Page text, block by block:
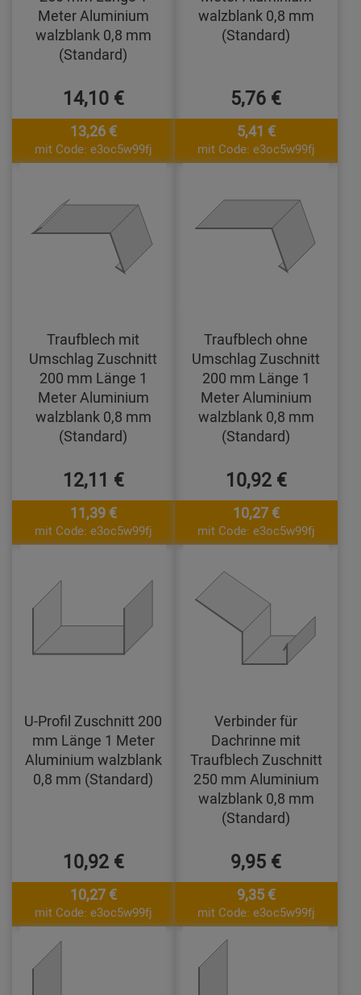
Meter Aluminium
walzblank 0,8 mm
(Standard)
14,10 €
13,26 €
mit Code: e3oc5w99fj
walzblank 0,8 mm
(Standard)
5,76 €
5,41 €
mit Code: e3oc5w99fj
Traufblech mit
Umschlag Zuschnitt
200 mm Länge 1
Meter Aluminium
walzblank 0,8 mm
(Standard)
12,11 €
11,39 €
mit Code: e3oc5w99fj
Traufblech ohne
Umschlag Zuschnitt
200 mm Länge 1
Meter Aluminium
walzblank 0,8 mm
(Standard)
10,92 €
10,27 €
mit Code: e3oc5w99fj
U-Profil Zuschnitt 200
mm Länge 1 Meter
Aluminium walzblank
0,8 mm (Standard)
10,92 €
10,27 €
mit Code: e3oc5w99fj
Verbinder für
Dachrinne mit
Traufblech Zuschnitt
250 mm Aluminium
walzblank 0,8 mm
(Standard)
9,95 €
9,35 €
mit Code: e3oc5w99fj